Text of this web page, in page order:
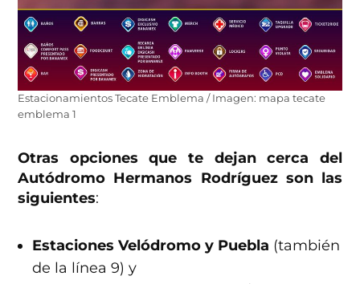
Estacionamientos Tecate Emblema / Imagen: mapa tecate
emblema 1
Otras opciones que te dejan cerca del
Autódromo Hermanos Rodríguez son las
siguientes:
Estaciones Velódromo y Puebla (también
de la línea 9) y